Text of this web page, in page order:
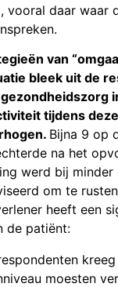
vooral daar waar
van
bleek uit de
tijdens
Bijna 9 op
na het
werd bij minder
om te
heeft een
de patiënt:
moesten